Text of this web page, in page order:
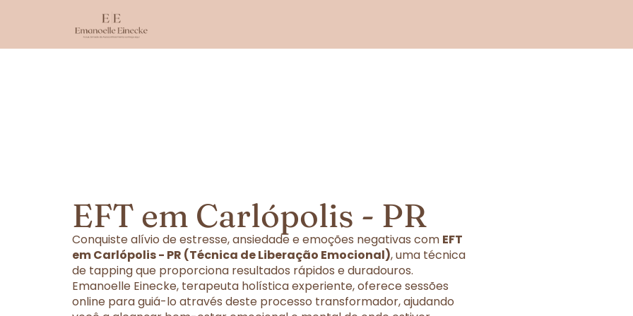
EFT em Carlópolis - PR
Conquiste alívio de estresse, ansiedade e emoções negativas com EFT
em Carlópolis - PR (Técnica de Liberação Emocional), uma técnica
de tapping que proporciona resultados rápidos e duradouros.
Emanoelle Einecke, terapeuta holística experiente, oferece sessões
online para guiá-lo através deste processo transformador, ajudando